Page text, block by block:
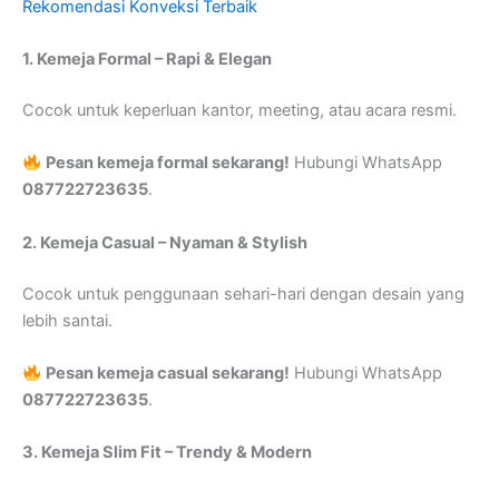
Rekomendasi Konveksi Terbaik
1. Kemeja Formal – Rapi & Elegan
Cocok untuk keperluan kantor, meeting, atau acara resmi.
Pesan kemeja formal sekarang! Hubungi WhatsApp
087722723635.
2. Kemeja Casual – Nyaman & Stylish
Cocok untuk penggunaan sehari-hari dengan desain yang
lebih santai.
Pesan kemeja casual sekarang! Hubungi WhatsApp
087722723635.
3. Kemeja Slim Fit – Trendy & Modern